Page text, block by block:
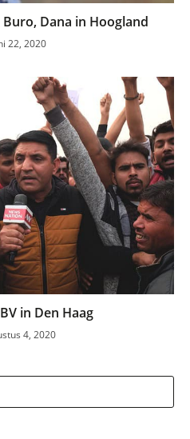
Dana in Hoogland
22, 2020
in Den Haag
4, 2020
op